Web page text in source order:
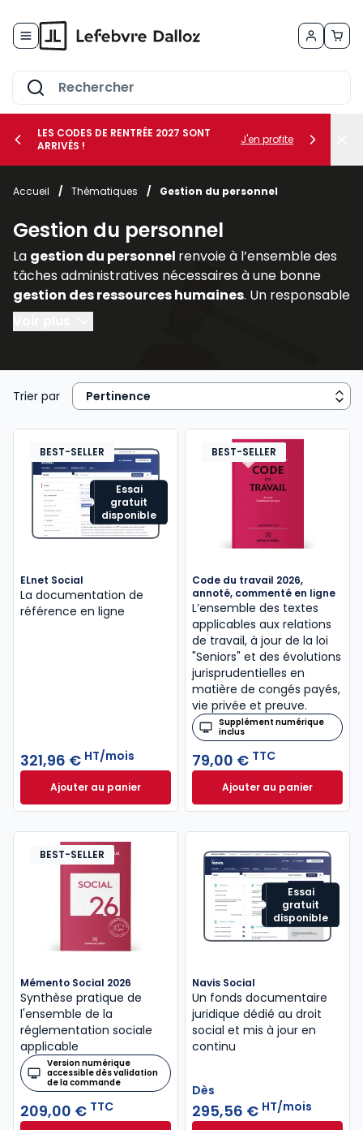
le sous-menu Vos métiers
le sous-menu Vos besoins
LES CODES DE RENTRÉE 2027 SONT
ARRIVÉS !
J'en profite
Accueil / Thématiques / Gestion du personnel
Gestion du personnel
La gestion du personnel renvoie à l’ensemble des
tâches administratives nécessaires à une bonne
gestion des ressources humaines. Un responsable
de l’administration du personnel doit :
embauche (rédaction d’une promesse
d’embauche, ducontrat de travail
- gérer etsuivre l’activité, letemps de travail, les
absences et lescongés des salariésen élaborant,
au besoin des tableaux de bord sociaux;
- d’une façon générale, garantir l’application de la
législation etréglementation sociales
prévention des risques professionnels,
procédure de licenciement,négociation d’une
rupture conventionnelle
, autrerupture de
- et assurer des relations sereines avec les
organismes extérieurs à l’entreprise(DIRECCTE,
Urssaf, Médecin du travail, Mutuelle…).
Trier par
Essai
gratuit
disponible
BEST-SELLER
ELnet Social
La documentation de
référence en ligne
321,96 € HT/mois
Ajouter au panierELnet Social à 321,96 € HT/mois
BEST-SELLER
Code du travail 2026,
annoté, commenté en ligne
L’ensemble des textes
applicables aux relations
de travail, à jour de la loi
"Seniors" et des évolutions
jurisprudentielles en
matière de congés payés,
vie privée et preuve.
Supplément numérique
inclus
79,00 € TTC
Ajouter au panier
Code du travail
BEST-SELLER
Mémento Social 2026
Synthèse pratique de
l'ensemble de la
réglementation sociale
applicable
Version numérique
accessible dès validation
de la commande
209,00 € TTC
Essai
gratuit
disponible
Navis Social
Un fonds documentaire
juridique dédié au droit
social et mis à jour en
continu
Dès
295,56 € HT/mois